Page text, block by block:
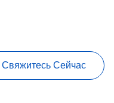
Свяжитесь Сейчас